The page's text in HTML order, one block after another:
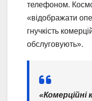
телефоном.
«відображати
гнучкість
обслуговують».
«Комерційні